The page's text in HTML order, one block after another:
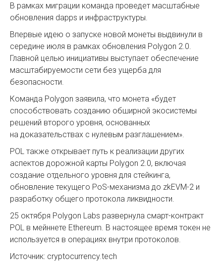
В рамках миграции команда проведет масштабные
обновления dapps и инфраструктуры.
Впервые идею о запуске новой монеты выдвинули в
середине июля в рамках обновления Polygon 2.0.
Главной целью инициативы выступает обеспечение
масштабируемости сети без ущерба для
безопасности.
Команда Polygon заявила, что монета «будет
способствовать созданию обширной экосистемы
решений второго уровня, основанных
на доказательствах с нулевым разглашением».
POL также открывает путь к реализации других
аспектов дорожной карты Polygon 2.0, включая
создание отдельного уровня для стейкинга,
обновление текущего PoS-механизма до zkEVM-2 и
разработку общего протокола ликвидности.
25 октября Polygon Labs развернула смарт-контракт
POL в мейннете Ethereum. В настоящее время токен не
используется в операциях внутри протоколов.
Источник: cryptocurrency.tech